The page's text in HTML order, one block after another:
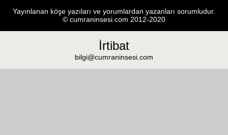
Yayınlanan köşe yazıları ve yorumlardan yazanları sorumludur.
© cumraninsesi.com 2012-2020
İrtibat
bilgi@cumraninsesi.com